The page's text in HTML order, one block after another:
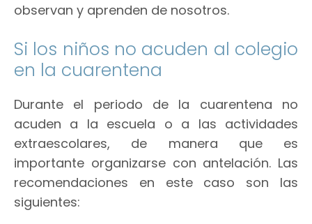
observan y aprenden de nosotros.
Si los niños no acuden al colegio
en la cuarentena
Durante el periodo de la cuarentena no
acuden a la escuela o a las actividades
extraescolares, de manera que es
importante organizarse con antelación. Las
recomendaciones en este caso son las
siguientes: